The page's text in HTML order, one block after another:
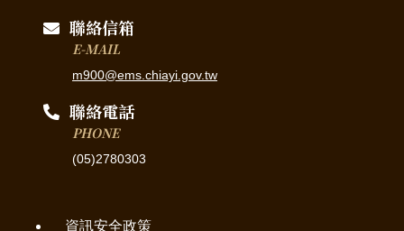
聯絡信箱
E-MAIL
m900@ems.chiayi.gov.tw
聯絡電話
PHONE
(05)2780303
資訊安全政策